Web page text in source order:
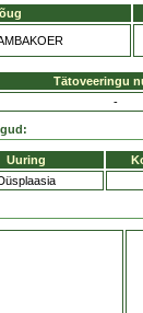
Tätoveeringu
-
Uuring